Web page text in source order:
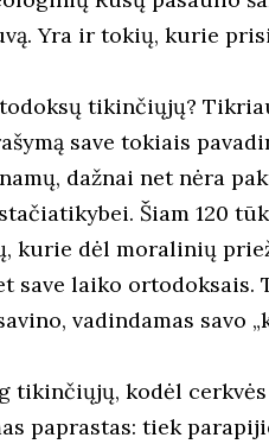
Yra ir tokių, kurie
tikinčiųjų?
save tokiais
dažnai net nėra
Šiam 120
kurie dėl moralinių
save laiko ortodoksais.
vadindamas savo
tikinčiųjų, kodėl
paprastas: tiek